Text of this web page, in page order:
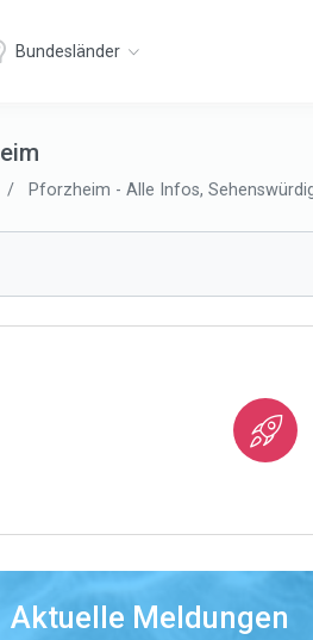
Bundesländer
Pforzheim - Alle Infos,
Aktuelle Meldungen